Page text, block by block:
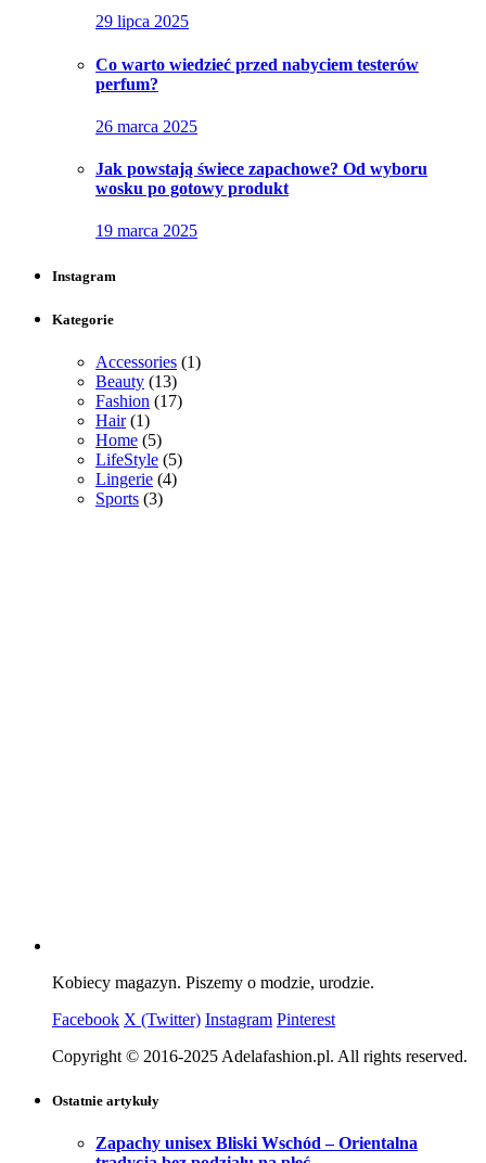
29 lipca 2025
Co warto wiedzieć przed nabyciem testerów
perfum?
26 marca 2025
Jak powstają świece zapachowe? Od wyboru
wosku po gotowy produkt
19 marca 2025
Instagram
Kategorie
Accessories (1)
Beauty (13)
Fashion (17)
Hair(1)
Home (5)
LifeStyle (5)
Lingerie (4)
Sports (3)
Kobiecy magazyn. Piszemy o modzie, urodzie.
Facebook X (Twitter) Instagram Pinterest
Copyright © 2016-2025 Adelafashion.pl. All rights reserved.
Ostatnie artykuły
Zapachy unisex Bliski Wschód – Orientalna